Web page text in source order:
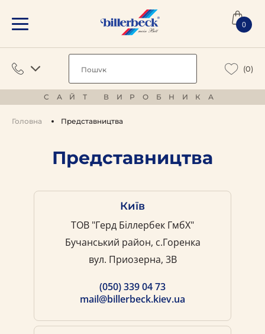
0
(0)
САЙТ ВИРОБНИКА
Головна Представництва
Представництва
Київ
ТОВ "Герд Біллербек ГмбХ"
Бучанський район, с.Горенка
вул. Приозерна, 3В
(050) 339 04 73
mail@billerbeck.kiev.ua